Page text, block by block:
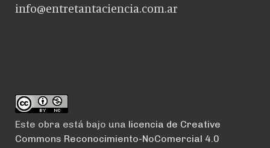
info@entretantaciencia.com.ar
Este obra está bajo una licencia de Creative
Commons Reconocimiento-NoComercial 4.0